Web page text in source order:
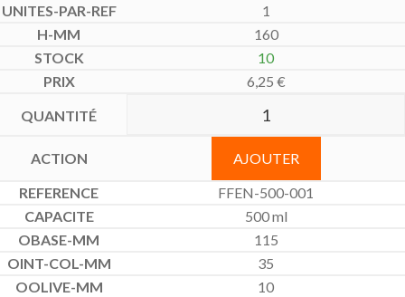
1
160
10
6,25 €
AJOUTER
FFEN-500-001
500 ml
115
35
10